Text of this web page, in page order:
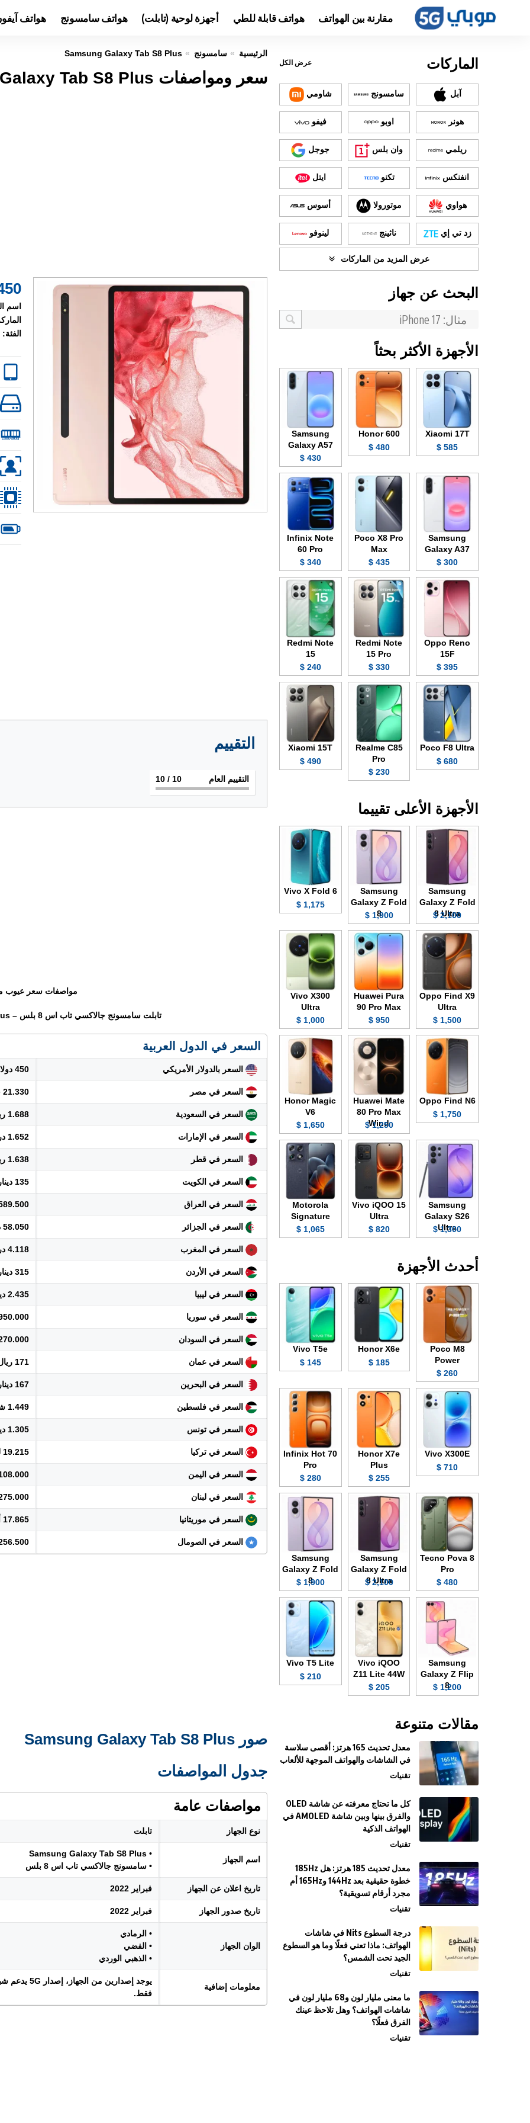
مقارنة بين الهواتف هواتف قابلة للطي أجهزة لوحية (تابلت) هواتف سامسونج هواتف
الرئيسية سامسونج Samsung Galaxy Tab S8 Plus
سعر ومواصفات Samsung Galaxy Tab S8 Plus عيوب ومميزات
$
اسم
الفئة:
التقييم
التقييم العام 10
/ 10
مواصفات سعر عيوب
تابلت سامسونج جالاكسي تاب اس 8 بلس – Samsung Galaxy Tab S8 Plus
السعر في الدول العربية
السعر بالدولار الأمريكي 450 دولار
السعر في مصر 21.330 جنيه
السعر في السعودية 1.688 ريال
السعر في الإمارات 1.652 درهم
السعر في قطر 1.638 ريال
السعر في الكويت 135 دينار
السعر في العراق 589.500
السعر في الجزائر 58.050 دينار
السعر في المغرب 4.118 درهم
السعر في الأردن 315 دينار
السعر في ليبيا 2.435 دينار
السعر في سوريا 4.950.000
السعر في السودان 270.000
السعر في عمان 171 ريال
السعر في البحرين 167 دينار
السعر في فلسطين 1.449 شيكل
السعر في تونس 1.305 دينار
السعر في تركيا 19.215 ليرة
السعر في اليمن 108.000
السعر في لبنان
السعر في موريتانيا 17.865 أوقية
السعر في الصومال 256.500
صور Samsung Galaxy Tab S8 Plus
جدول المواصفات
مواصفات عامة
نوع الجهاز تابلت
اسم الجهاز
• Samsung Galaxy Tab S8 Plus
• سامسونج جالاكسي تاب اس 8 بلس
تاريخ اعلان عن الجهاز فبراير 2022
تاريخ صدور الجهاز فبراير 2022
الوان الجهاز
• الرمادي
• الفضي
• الذهبي الوردي
معلومات إضافية
فقط.
الماركات عرض الكل
آبل سامسونج شاومي
هونر اوبو فيفو
ريلمي وان بلس جوجل
انفنكس تكنو ايتل
هواوي موتورولا أسوس
زد تي إي ناثينج لينوفو
عرض المزيد من الماركات
البحث عن جهاز
الأجهزة الأكثر بحثاً
Xiaomi 17T
585 $
Honor 600
480 $
Samsung
Galaxy A57
430 $
Samsung
Galaxy A37
300 $
Poco X8 Pro
Max
435 $
Infinix Note
60 Pro
340 $
Oppo Reno
15F
395 $
Redmi Note
15 Pro
330 $
Redmi Note
15
240 $
Poco F8 Ultra
680 $
Realme C85
Pro
230 $
Xiaomi 15T
490 $
الأجهزة الأعلى تقييما
Samsung
Galaxy Z Fold
8 Ultra
2,100 $
Samsung
Galaxy Z Fold
8
1,900 $
Vivo X Fold 6
1,175 $
Oppo Find X9
Ultra
1,500 $
Huawei Pura
90 Pro Max
950 $
Vivo X300
Ultra
1,000 $
Oppo Find N6
1,750 $
Huawei Mate
80 Pro Max
Wind
1,250 $
Honor Magic
V6
1,650 $
Samsung
Galaxy S26
Ultra
1,300 $
Vivo iQOO 15
Ultra
820 $
Motorola
Signature
1,065 $
أحدث الأجهزة
Poco M8
Power
260 $
Honor X6e
185 $
Vivo T5e
145 $
Vivo X300E
710 $
Honor X7e
Plus
255 $
Infinix Hot 70
Pro
280 $
Tecno Pova 8
Pro
480 $
Samsung
Galaxy Z Fold
8 Ultra
2,100 $
Samsung
Galaxy Z Fold
8
1,900 $
Samsung
Galaxy Z Flip
8
1,200 $
Vivo iQOO
Z11 Lite 44W
205 $
Vivo T5 Lite
210 $
مقالات متنوعة
معدل تحديث 165 هرتز: أقصى سلاسة
في الشاشات والهواتف الموجهة للألعاب
تقنيات
كل ما تحتاج معرفته عن شاشة OLED
والفرق بينها وبين شاشة AMOLED في
الهواتف الذكية
تقنيات
معدل تحديث 185 هرتز: هل 185Hz
خطوة حقيقية بعد 144Hz و165Hz أم
مجرد أرقام تسويقية؟
تقنيات
درجة السطوع Nits في شاشات
الهواتف: ماذا تعني فعلًا وما هو السطوع
الجيد تحت الشمس؟
تقنيات
ما معنى مليار لون و68 مليار لون في
شاشات الهواتف؟ وهل تلاحظ عينك
الفرق فعلًا؟
تقنيات